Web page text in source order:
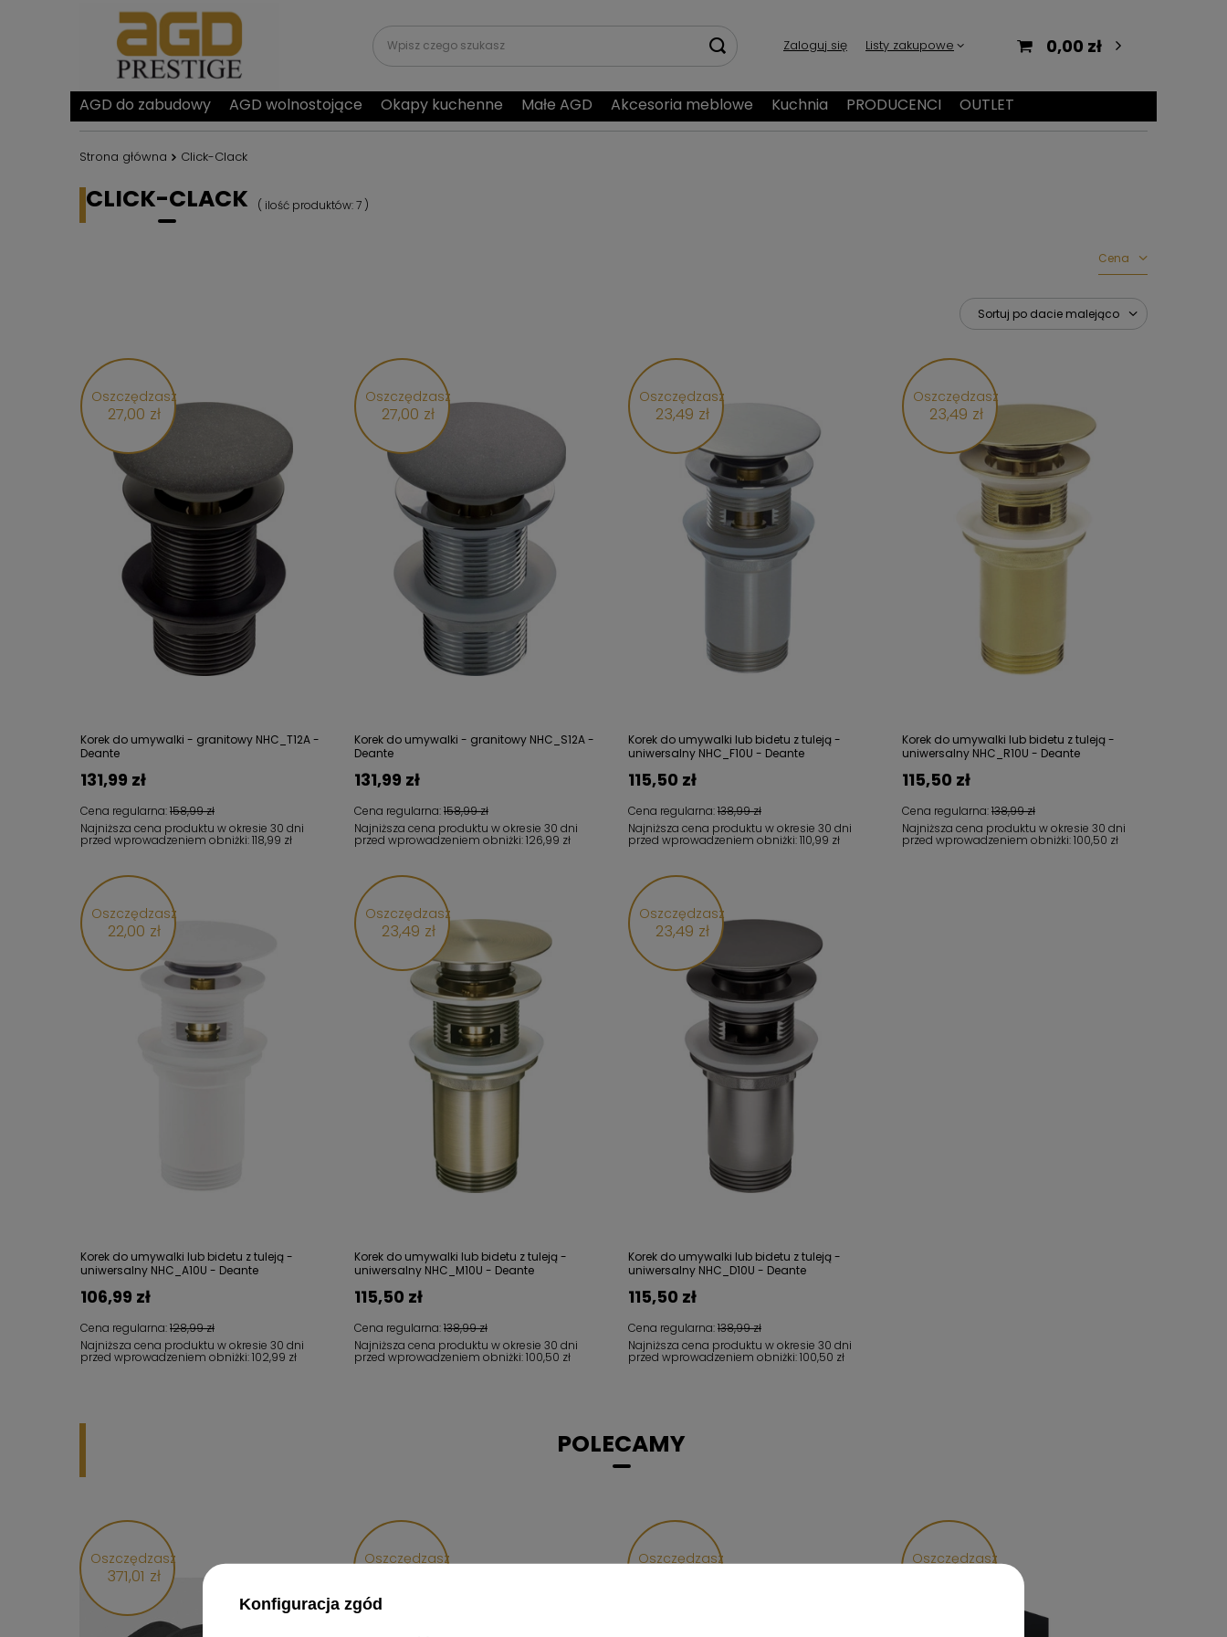
Zaloguj się Listy zakupowe 0,00 zł
AGD do zabudowy AGD wolnostojące Okapy kuchenne Małe AGD Akcesoria meblowe Kuchnia PRODUCENCI OUTLET
Strona główna Click-Clack
CLICK-CLACK ( ilość produktów:7 )
Cena
Sortuj po dacie malejąco
Oszczędzasz
27,00 zł
Korek do umywalki - granitowy NHC_T12A -
Deante
Cena regularna:158,99 zł
131,99 zł
Najniższa cena produktu w okresie 30 dni
przed wprowadzeniem obniżki:118,99 zł
Oszczędzasz
27,00 zł
Korek do umywalki - granitowy NHC_S12A -
Deante
Cena regularna:158,99 zł
131,99 zł
Najniższa cena produktu w okresie 30 dni
przed wprowadzeniem obniżki:126,99 zł
Oszczędzasz
23,49 zł
Korek do umywalki lub bidetu z tuleją -
uniwersalny NHC_F10U - Deante
Cena regularna:138,99 zł
115,50 zł
Najniższa cena produktu w okresie 30 dni
przed wprowadzeniem obniżki:110,99 zł
Oszczędzasz
23,49 zł
Korek do umywalki lub bidetu z tuleją -
uniwersalny NHC_R10U - Deante
Cena regularna:138,99 zł
115,50 zł
Najniższa cena produktu w okresie 30 dni
przed wprowadzeniem obniżki:100,50 zł
Oszczędzasz
22,00 zł
Korek do umywalki lub bidetu z tuleją -
uniwersalny NHC_A10U - Deante
Cena regularna:128,99 zł
106,99 zł
Najniższa cena produktu w okresie 30 dni
przed wprowadzeniem obniżki:102,99 zł
Oszczędzasz
23,49 zł
Korek do umywalki lub bidetu z tuleją -
uniwersalny NHC_M10U - Deante
Cena regularna:138,99 zł
115,50 zł
Najniższa cena produktu w okresie 30 dni
przed wprowadzeniem obniżki:100,50 zł
Oszczędzasz
23,49 zł
Korek do umywalki lub bidetu z tuleją -
uniwersalny NHC_D10U - Deante
Cena regularna:138,99 zł
115,50 zł
Najniższa cena produktu w okresie 30 dni
przed wprowadzeniem obniżki:100,50 zł
POLECAMY
Oszczędzasz
371,01 zł
Oszczędzasz Oszczędzasz Oszczędzasz
Konfiguracja zgód